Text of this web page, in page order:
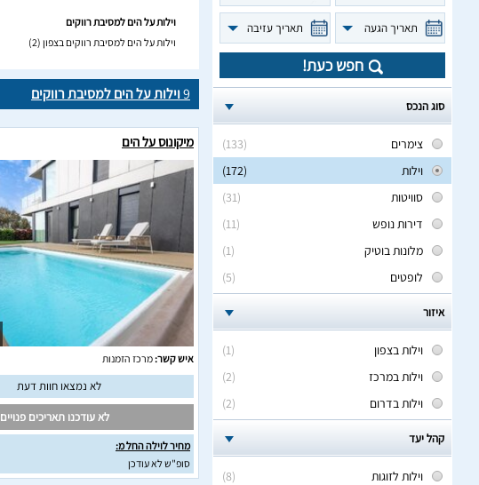
תאריך הגעה תאריך עזיבה
חפש כעת!
סוג הנכס
(133)
צימרים
(172)
וילות
(31)
סוויטות
(11)
דירות נופש
(1)
מלונות בוטיק
(5)
לופטים
איזור
(1)
וילות בצפון
(2)
וילות במרכז
(2)
וילות בדרום
קהל יעד
(8)
וילות לזוגות
וילות על הים למסיבת רווקים
וילות על הים למסיבת רווקים בצפון (2)
9וילות על הים למסיבת רווקים
מיקונוס על הים
איש קשר:מרכז הזמנות
לא נמצאו חוות דעת
לא עודכנו תאריכים פנויים
מחיר לוילה החל מ:
סופ"ש לא עודכן